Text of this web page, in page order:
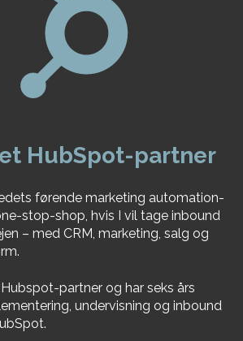
HubSpot-partner
førende marketing automation-
stop-shop, hvis I vil tage inbound
– med CRM, marketing, salg og
partner og har seks års
undervisning og inbound